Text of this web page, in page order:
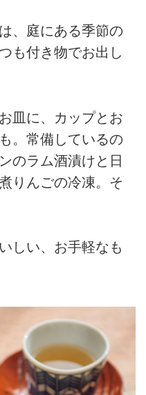
、庭にある季節の
も付き物でお出し
皿に、カップとお
。常備しているの
のラム酒漬けと日
りんごの冷凍。そ
しい、お手軽なも